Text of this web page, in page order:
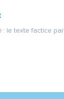
: le texte factice par